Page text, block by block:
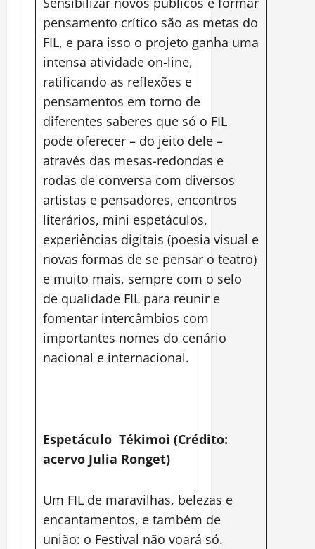
pensamento crítico são as metas do
FIL, e para isso o projeto ganha uma
intensa atividade on-line,
ratificando as reflexões e
pensamentos em torno de
diferentes saberes que só o FIL
pode oferecer – do jeito dele –
através das mesas-redondas e
rodas de conversa com diversos
artistas e pensadores, encontros
literários, mini espetáculos,
experiências digitais (poesia visual e
novas formas de se pensar o teatro)
e muito mais, sempre com o selo
de qualidade FIL para reunir e
fomentar intercâmbios com
importantes nomes do cenário
nacional e internacional.
Espetáculo Tékimoi (Crédito:
acervo Julia Ronget)
Um FIL de maravilhas, belezas e
encantamentos, e também de
união: o Festival não voará só.